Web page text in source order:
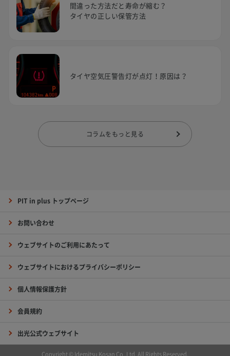
間違った方法だと寿命が縮む？
タイヤの正しい保管方法
タイヤ空気圧警告灯が点灯！原因は？
コラムをもっと見る
PIT in plus トップページ
お問い合わせ
ウェブサイトのご利用にあたって
ウェブサイトにおけるプライバシーポリシー
個人情報保護方針
会員規約
出光公式ウェブサイト
Copyright © Idemitsu Kosan Co.,Ltd. All Rights Reserved.